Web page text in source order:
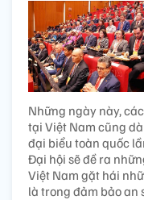
Những ngày này,
tại Việt Nam cũng
đại biểu toàn quốc
Đại hội sẽ đề ra
Việt Nam gặt hái
là trong đảm bảo an